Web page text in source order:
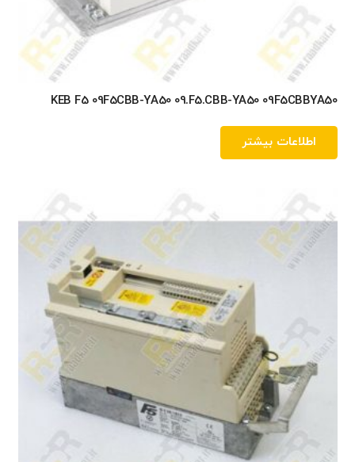
KEB F5 09F5CBB-YA50 09.F5.CBB-YA50 09F5CBBYA50
اطلاعات بیشتر